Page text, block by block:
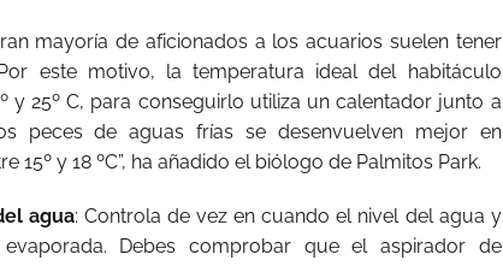
mayoría de aficionados a los acuarios suelen tener
este motivo, la temperatura ideal del habitáculo
y 25º C, para conseguirlo utiliza un calentador junto a
peces de aguas frías se desenvuelven mejor en
15º y 18 ºC”, ha añadido el biólogo de Palmitos Park.
agua: Controla de vez en cuando el nivel del agua y
Debes comprobar que el aspirador de